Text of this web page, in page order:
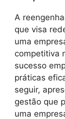
A
que visa
uma
competitiva
sucesso
práticas
seguir,
gestão que
uma